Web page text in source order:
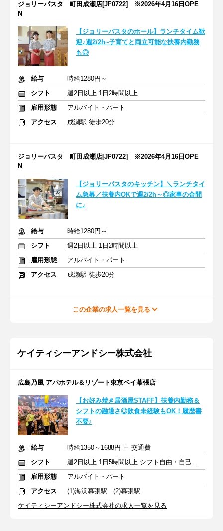
ジョリーパスタ 町田成瀬店[JP0722] ※2026年4月16日OPE
N
【ジョリーパスタのホール】ランチタイム歓
迎♪週2/2h~子育てと両立可能な扶養内勤務
も◎
給与
時給1280円～
シフト
週2日以上 1日2時間以上
雇用形態
アルバイト・パート
アクセス
成瀬駅 徒歩20分
ジョリーパスタ 町田成瀬店[JP0722] ※2026年4月16日OPE
N
【ジョリーパスタのキッチン】＼ランチタイ
ム急募／扶養内OKで週2/2h～◎家事の合間
に♪
給与
時給1280円～
シフト
週2日以上 1日2時間以上
雇用形態
アルバイト・パート
アクセス
成瀬駅 徒歩20分
この企業の求人一覧を見る
ケイティシーアンドシー株式会社
広島乃風 アパホテル＆リゾート東京ベイ幕張店
【お好み焼き居酒屋STAFF】扶養内勤務＆
シフトの融通さ◎飲食未経験もOK！履歴書
不要♪
給与
時給1350～1688円 ＋ 交通費
シフト
週2日以上 1日5時間以上 シフト自由・自己申告
雇用形態
アルバイト・パート
アクセス
(1)海浜幕張駅 (2)幕張駅
ケイティシーアンドシー株式会社の求人一覧を見る